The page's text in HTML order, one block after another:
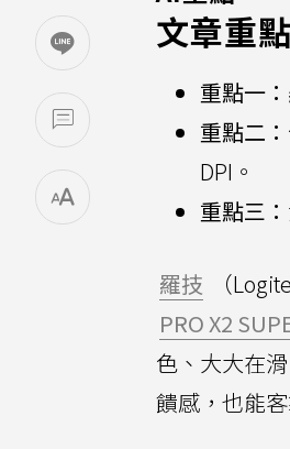
文章重
重點一：
重點二：
DPI。
重點三：
羅技 （
PRO X2
色、大大在
饋感，也能